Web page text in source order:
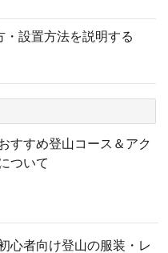
設置方法を説明する
すすめ登山コース＆アク
ついて
心者向け登山の服装・レ